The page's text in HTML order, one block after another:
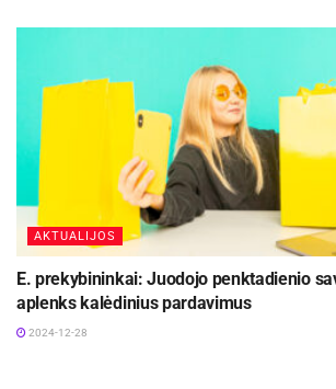
AKTUALIJOS
E. prekybininkai: Juodojo penktadienio
aplenks kalėdinius pardavimus
2024-12-28